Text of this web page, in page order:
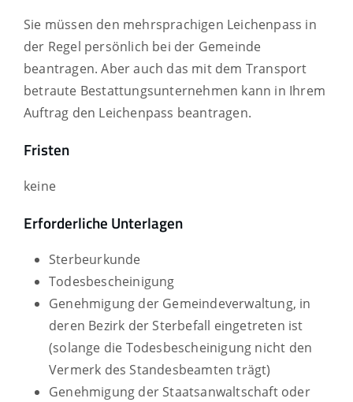
Sie müssen den mehrsprachigen Leichenpass in
der Regel persönlich bei der Gemeinde
beantragen. Aber auch das mit dem Transport
betraute Bestattungsunternehmen kann in Ihrem
Auftrag den Leichenpass beantragen.
Fristen
keine
Erforderliche Unterlagen
Sterbeurkunde
Todesbescheinigung
Genehmigung der Gemeindeverwaltung, in
deren Bezirk der Sterbefall eingetreten ist
(solange die Todesbescheinigung nicht den
Vermerk des Standesbeamten trägt)
Genehmigung der Staatsanwaltschaft oder